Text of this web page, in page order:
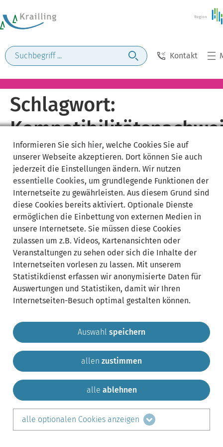
Kontakt
Schlagwort:
Gemeinde Krailling Impressum
Kontakt
teilen auf:
LinkedIn
Informieren Sie sich hier, welche Cookies Sie auf
unserer Webseite akzeptieren. Dort können Sie auch
jederzeit die Einstellungen ändern. Wir nutzen
essentielle Cookies, um grundlegende Funktionen der
Internetseite zu gewährleisten. Aus diesem Grund sind
diese Cookies bereits aktiviert. Optionale Dienste
ermöglichen die Einbettung von externen Medien in
unsere Internetsete. Sie müssen diese Cookies
zulassen um z.B. Videos, Kartenansichten oder
Veranstaltungen zu sehen oder sich die Inhalte der
Internetseiten vorlesen zu lassen. Mit unserem
Statistikdienst erfassen wir anonymisierte Daten für
Auswertungen und Statistiken, damit wir Ihren
Internetseiten-Besuch optimal gestalten können.
Auswahl speichern
allen zustimmen
alle ablehnen
alle optionalen Cookies anzeigen